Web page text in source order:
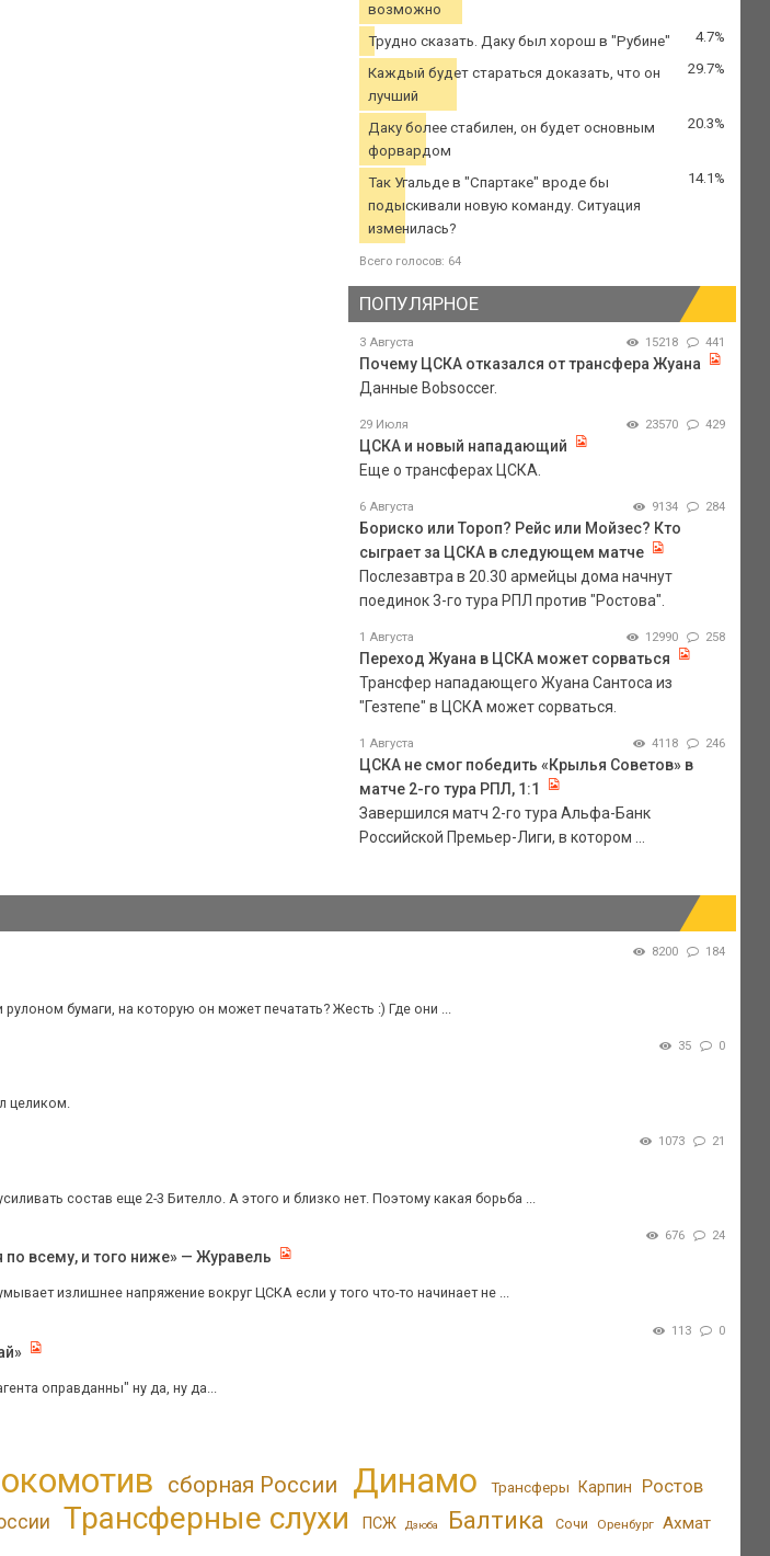
возможно
Трудно сказать. Даку был хорош в "Рубине" 4.7%
Каждый будет стараться доказать, что он
лучший
29.7%
Даку более стабилен, он будет основным
форвардом
20.3%
Так Угальде в "Спартаке" вроде бы
подыскивали новую команду. Ситуация
изменилась?
14.1%
Всего голосов: 64
ПОПУЛЯРНОЕ
3 Августа 15218 441
Почему ЦСКА отказался от трансфера Жуана
Данные Bobsoccer.
29 Июля 23570 429
ЦСКА и новый нападающий
Еще о трансферах ЦСКА.
6 Августа 9134 284
Бориско или Тороп? Рейс или Мойзес? Кто
сыграет за ЦСКА в следующем матче
Послезавтра в 20.30 армейцы дома начнут
поединок 3-го тура РПЛ против "Ростова".
1 Августа 12990 258
Переход Жуана в ЦСКА может сорваться
Трансфер нападающего Жуана Сантоса из
"Гезтепе" в ЦСКА может сорваться.
1 Августа 4118 246
ЦСКА не смог победить «Крылья Советов» в
матче 2-го тура РПЛ, 1:1
Завершился матч 2-го тура Альфа-Банк
Российской Премьер-Лиги, в котором ...
8200 184
бумаги, на которую он может печатать? Жесть :) Где они ...
35 0
целиком.
1073 21
состав еще 2-3 Бителло. А этого и близко нет. Поэтому какая борьба ...
676 24
по всему, и того ниже» — Журавель
излишнее напряжение вокруг ЦСКА если у того что-то начинает не ...
113 0
оправданны" ну да, ну да...
сборная России Динамо Трансферы Карпин Ростов
Трансферные слухи ПСЖ Дзюба Балтика Сочи Оренбург Ахмат